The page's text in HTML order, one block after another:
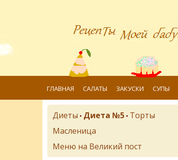
ГЛАВНАЯ САЛАТЫ ЗАКУСКИ СУПЫ
Диеты • Диета №5 • Торты
Масленица
Меню на Великий пост